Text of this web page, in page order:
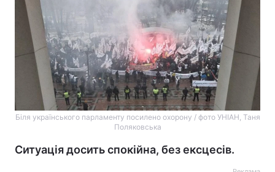
Біля українського парламенту посилено охорону / фото УНІАН, Таня
Поляковська
Ситуація досить спокійна, без ексцесів.